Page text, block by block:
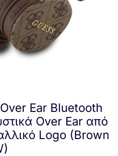
Ear Bluetooth
Over Ear από
Logo (Brown